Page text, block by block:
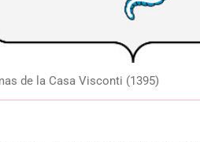
de la Casa Visconti (1395)